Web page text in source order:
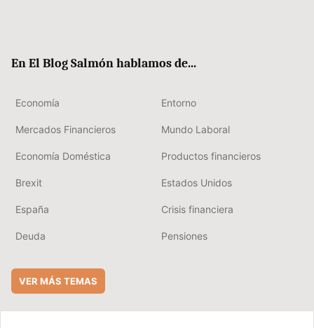
En El Blog Salmón hablamos de...
Economía Entorno
Mercados Financieros Mundo Laboral
Economía Doméstica Productos financieros
Brexit Estados Unidos
España Crisis financiera
Deuda Pensiones
VER MÁS TEMAS